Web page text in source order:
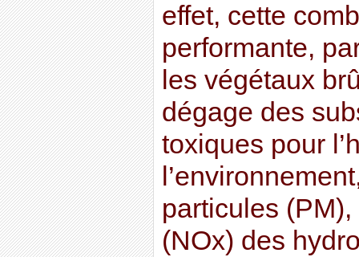
effet, cette
performante,
les végétaux
dégage des
toxiques pour
particules (PM),
(NOx) des